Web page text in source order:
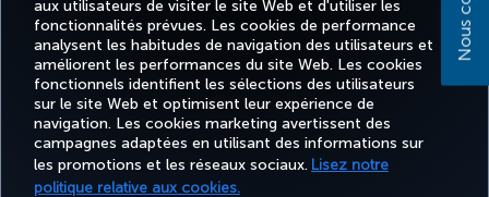
aux utilisateurs de visiter le site Web et d'utiliser les
fonctionnalités prévues. Les cookies de performance
analysent les habitudes de navigation des utilisateurs et
améliorent les performances du site Web. Les cookies
fonctionnels identifient les sélections des utilisateurs
sur le site Web et optimisent leur expérience de
navigation. Les cookies marketing avertissent des
campagnes adaptées en utilisant des informations sur
les promotions et les réseaux sociaux. Lisez notre
politique relative aux cookies.
d’informations.
Facebook
TwitterInstagram
YouTubeLinkedIn
TiktokBlog
RÉSERVER
EXPÉRIENCE
OFFRES ET
TURKISH